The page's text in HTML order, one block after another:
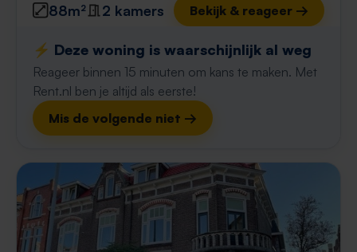
88m² 2 kamers Bekijk & reageer →
⚡️ Deze woning is waarschijnlijk al weg
Reageer binnen 15 minuten om kans te maken. Met
Rent.nl ben je altijd als eerste!
Mis de volgende niet →